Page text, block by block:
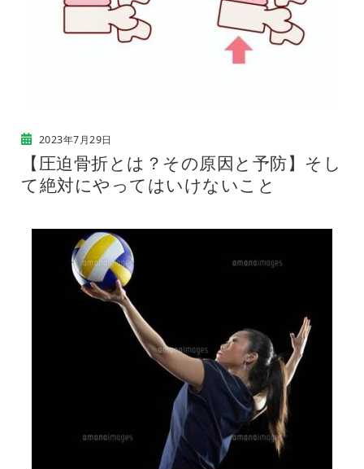
2023年7月29日
【圧迫骨折とは？その原因と予防】そし
て絶対にやってはいけないこと